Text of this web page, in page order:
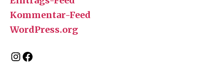
Kommentar-Feed
WordPress.org
Instagram
Facebook